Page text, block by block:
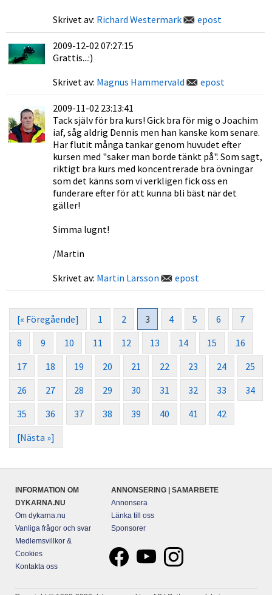
Skrivet av: Richard Westermark epost
2009-12-02 07:27:15
Grattis...:)
Skrivet av: Magnus Hammervald epost
2009-11-02 23:13:41
Tack själv för bra kurs! Gick bra för mig o Joachim
iaf, såg aldrig Dennis men han kanske kom senare.
Har flutit många tankar genom huvudet efter
kursen med "saker man borde tänkt på". Som sagt,
riktigt bra kurs med koncentrerade bra övningar
som det känns som vi verkligen fick oss en
funderare efter för att kunna bli bäst när det
gäller!
Simma lugnt!
/Martin
Skrivet av: Martin Larsson epost
[« Föregående] 1 2 3 4 5 6
7
8
9 10 11 12 13 14 15
16
17
18 19 20 21 22 23 24
25
26
27 28 29 30 31 32 33
34
35
36 37 38 39 40 41
42
[Nästa »]
INFORMATION OM
DYKARNA.NU
Om dykarna.nu
Vanliga frågor och svar
Medlemsvillkor &
Cookies
Kontakta oss
ANNONSERING | SAMARBETE
Annonsera
Länka till oss
Sponsorer